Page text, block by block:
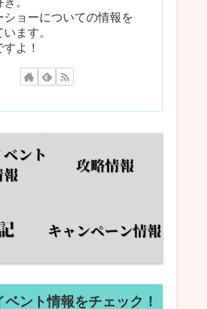
ショーについての情報を
ます。
よ！
ベント情報をチェック！